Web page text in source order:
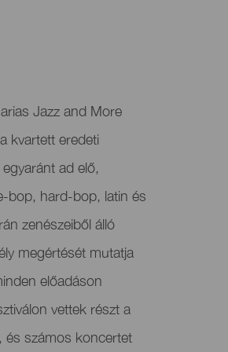
Jazz and More
kvartett eredeti
ad elő,
bop, hard-bop, latin és
zenészeiből álló
megértését mutatja
előadáson
vettek részt a
és számos koncertet